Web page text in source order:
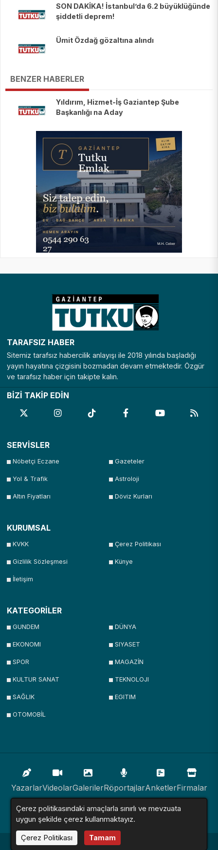
SON DAKİKA! İstanbul’da 6.2 büyüklüğünde
şiddetli deprem!
Ümit Özdağ gözaltına alındı
BENZER HABERLER
Yıldırım, Hizmet-İş Gaziantep Şube
Başkanlığı na Aday
TARAFSIZ HABER
Sitemiz tarafsız habercilik anlayışı ile 2018 yılında başladığı
yayın hayatına çizgisini bozmadan devam etmektedir. Özgür
ve tarafsız haber için takipte kalın.
BİZİ TAKİP EDİN
SERVİSLER
Nöbetçi Eczane Gazeteler
Yol & Trafik Astroloji
Altın Fiyatları Döviz Kurları
KURUMSAL
KVKK Çerez Politikası
Gizlilik Sözleşmesi Künye
İletişim
KATEGORİLER
GUNDEM DÜNYA
EKONOMI SIYASET
SPOR MAGAZİN
KULTUR SANAT TEKNOLOJI
SAĞLIK EGITIM
OTOMOBİL
YazarlarVideolarGalerilerRöportajlarAnketlerFirmalar
İlanlarResmi İlanlarSitemap
Haber Sitesi © 2016 - 2024. Tüm Hakları Saklıdır.
Çerez politikasındaki amaçlarla sınırlı ve mevzuata
uygun şekilde çerez kullanmaktayız.
Çerez Politikası
Tamam